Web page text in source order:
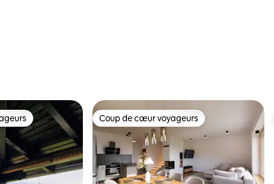
parmi les plus aimésCoup de cœur voyageurs
Coup de cœur voyageurs